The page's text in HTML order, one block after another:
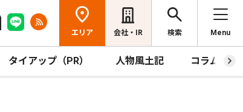
エリア 会社・IR 検索 Menu
タイアップ（PR） 人物風土記 コラム